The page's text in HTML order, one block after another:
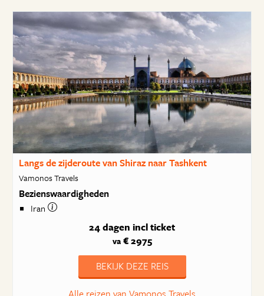
Langs de zijderoute van Shiraz naar Tashkent
Vamonos Travels
Bezienswaardigheden
Iran
24 dagen incl ticket
va€ 2975
BEKIJK DEZE REIS